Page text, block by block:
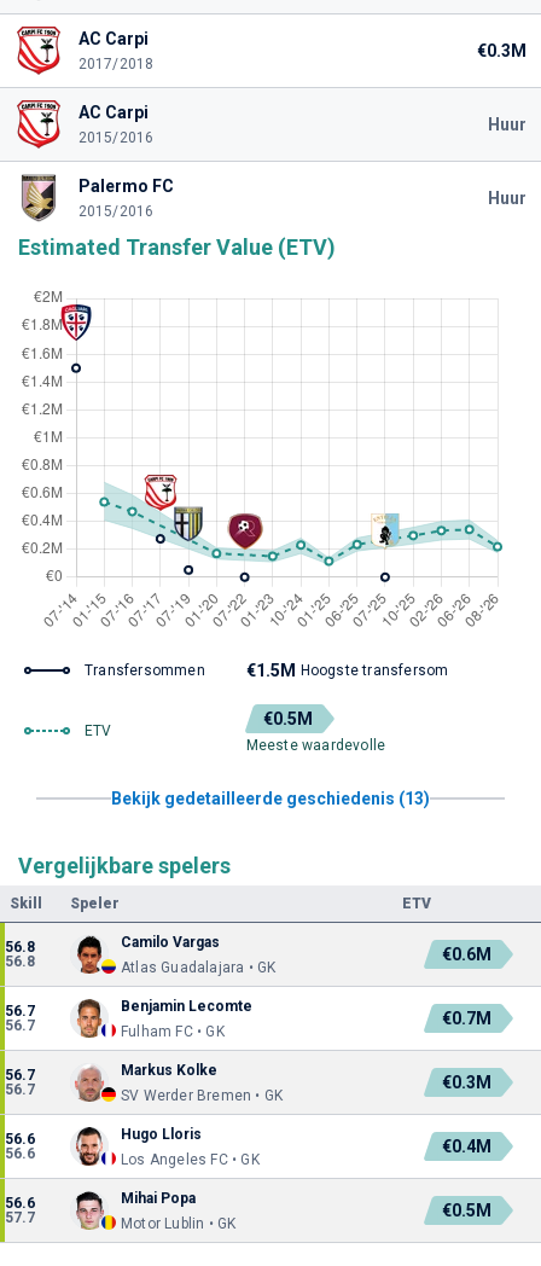
AC Carpi
2017/2018
€0.3M
AC Carpi
2015/2016
Huur
Palermo FC
2015/2016
Huur
Estimated Transfer Value (ETV)
Transfersommen €1.5M Hoogste transfersom
ETV
€0.5M
Meeste waardevolle
Bekijk gedetailleerde geschiedenis (13)
Vergelijkbare spelers
Skill Speler ETV
56.8
56.8
Camilo Vargas
Atlas Guadalajara • GK
€0.6M
56.7
56.7
Benjamin Lecomte
Fulham FC • GK
€0.7M
56.7
56.7
Markus Kolke
SV Werder Bremen • GK
€0.3M
56.6
56.6
Hugo Lloris
Los Angeles FC • GK
€0.4M
56.6
57.7
Mihai Popa
Motor Lublin • GK
€0.5M